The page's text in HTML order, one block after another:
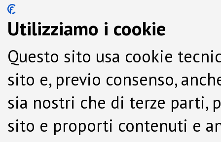
Utilizziamo i cookie
Questo sito usa cookie
sito e, previo consenso,
sia nostri che di terze parti,
sito e proporti contenuti e